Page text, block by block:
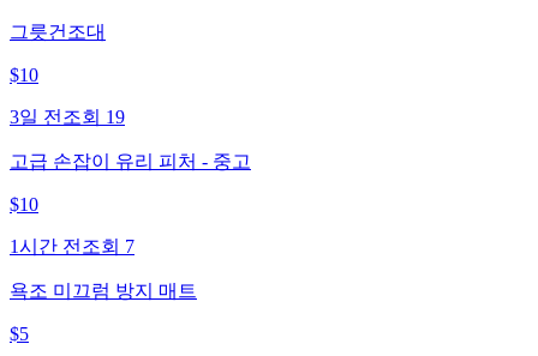
그릇건조대
$10
3일 전 조회 19
고급 손잡이 유리 피처 - 중고
$10
1시간 전 조회 7
욕조 미끄럼 방지 매트
$5